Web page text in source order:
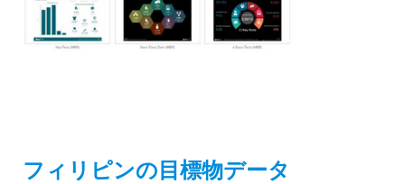
フィリピンの目標物データ